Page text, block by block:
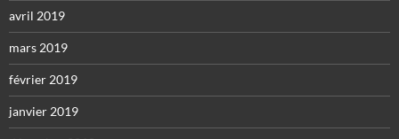
avril 2019
mars 2019
février 2019
janvier 2019